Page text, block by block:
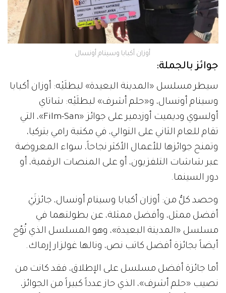
أوزان أكبابا وسينام أونسال
جوائز بالجملة:
سيطر مسلسل «المدينة البعيدة» لبطلَيْه: أوزان أكبابا
وسينام أونسال، و«حلم أشرف» لبطلَيْه: شاتاي
أولسوي وديميت أوزدمير على جوائز «Film-San»، التي
تقام للعام الثاني على التوالي، في مكتبة رامي بتركيا،
وتمنح جوائزها للأعمال الأكثر نجاحاً، سواء المعروضة
عبر شاشات التلفزيون، أو على المنصات الرقمية، أو
دور السينما.
وحصد كلٌّ من: أوزان أكبابا وسينام أونسال، جائزتَيْ
أفضل ممثل، وأفضل ممثلة، عن بطولتهما في
مسلسل «المدينة البعيدة»، وهو المسلسل الذي تُوّج
أيضاً بجائزة أفضل كاتب نص، ونالها غولزار إرماك.
أما جائزة أفضل مسلسل على الإطلاق، فقد كانت من
نصيب «حلم أشرف»، الذي حاز عدداً كبيراً من الجوائز،